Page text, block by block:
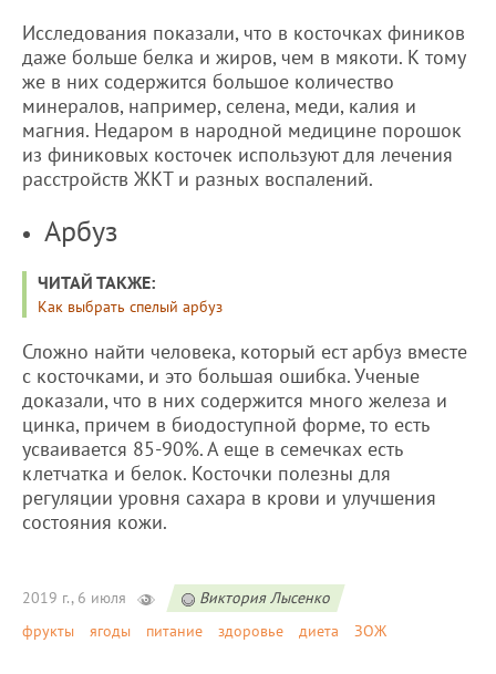
Исследования показали, что в косточках фиников
даже больше белка и жиров, чем в мякоти. К тому
же в них содержится большое количество
минералов, например, селена, меди, калия и
магния. Недаром в народной медицине порошок
из финиковых косточек используют для лечения
расстройств ЖКТ и разных воспалений.
Арбуз
ЧИТАЙ ТАКЖЕ:
Как выбрать спелый арбуз
Сложно найти человека, который ест арбуз вместе
с косточками, и это большая ошибка. Ученые
доказали, что в них содержится много железа и
цинка, причем в биодоступной форме, то есть
усваивается 85-90%. А еще в семечках есть
клетчатка и белок. Косточки полезны для
регуляции уровня сахара в крови и улучшения
состояния кожи.
2019 г., 6 июля
Виктория Лысенко
фрукты
ягоды питание здоровье диета ЗОЖ